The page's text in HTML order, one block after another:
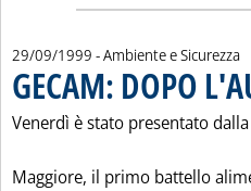
29/09/1999 - Ambiente e Sicurezza
GECAM: DOPO
Venerdì è stato presentato
Maggiore, il primo battello